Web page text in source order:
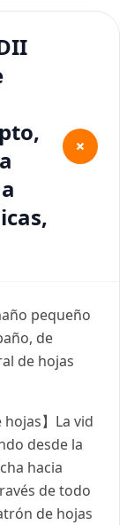
+
pequeño
de
de hojas
】La vid
desde la
hacia
de todo
de hojas